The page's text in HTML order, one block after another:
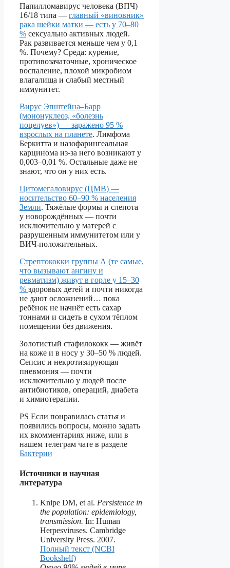
Папилломавирус человека (ВПЧ)
16/18 типа — главный «виновник»
рака шейки матки — есть у 70–80
% сексуально активных людей.
Рак развивается меньше чем у 0,1
%. Почему? Среда: курение,
противозачаточные, хроническое
воспаление, плохой микробиом
влагалища и слабый местный
иммунитет.
Вирус Эпштейна–Барр
(мононуклеоз, «болезнь
поцелуев») — заражено 95 %
взрослых на планете. Лимфома
Беркитта и назофарингеальная
карцинома из-за него возникают у
0,003–0,01 %. Остальные даже не
знают, что он у них есть.
Цитомегаловирус (ЦМВ) —
носительство 60–90 % населения
Земли. Тяжёлые формы и слепота
у новорождённых — почти
исключительно у матерей с
разрушенным иммунитетом или у
ВИЧ-положительных.
Стрептококки группы А (те самые,
что вызывают ангину и
ревматизм) живут в горле у 15–30
% здоровых детей и почти никогда
не дают осложнений… пока
ребёнок не начнёт есть сахар
тоннами и сидеть в сухом тёплом
помещении без движения.
Золотистый стафилококк — живёт
на коже и в носу у 30–50 % людей.
Сепсис и некротизирующая
пневмония — почти
исключительно у людей после
антибиотиков, операций, диабета
и химиотерапии.
PS Если понравилась статья и
появились вопросы, можно задать
их вкомментариях ниже, или в
нашем телеграм чате в разделе
Бактерии
Источники и научная
литература
Knipe DM, et al. Persistence in
the population: epidemiology,
transmission. In: Human
Herpesviruses. Cambridge
University Press. 2007.
Полный текст (NCBI
Bookshelf)